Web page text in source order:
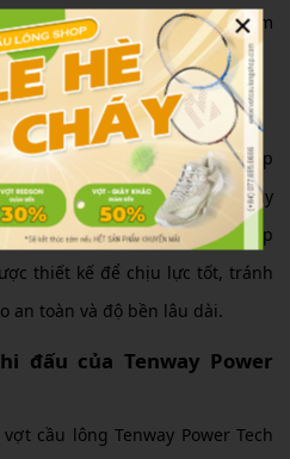
Tech 600 so với các sản phẩm
lưới cực cao
Power Tech 600 cho phép
theo lối chơi. Mức căng cao này
khi căng thấp hơn phù hợp
thiết kế để chịu lực tốt, tránh
an toàn và độ bền lâu dài.
đấu của Tenway Power
cầu lông Tenway Power Tech
×